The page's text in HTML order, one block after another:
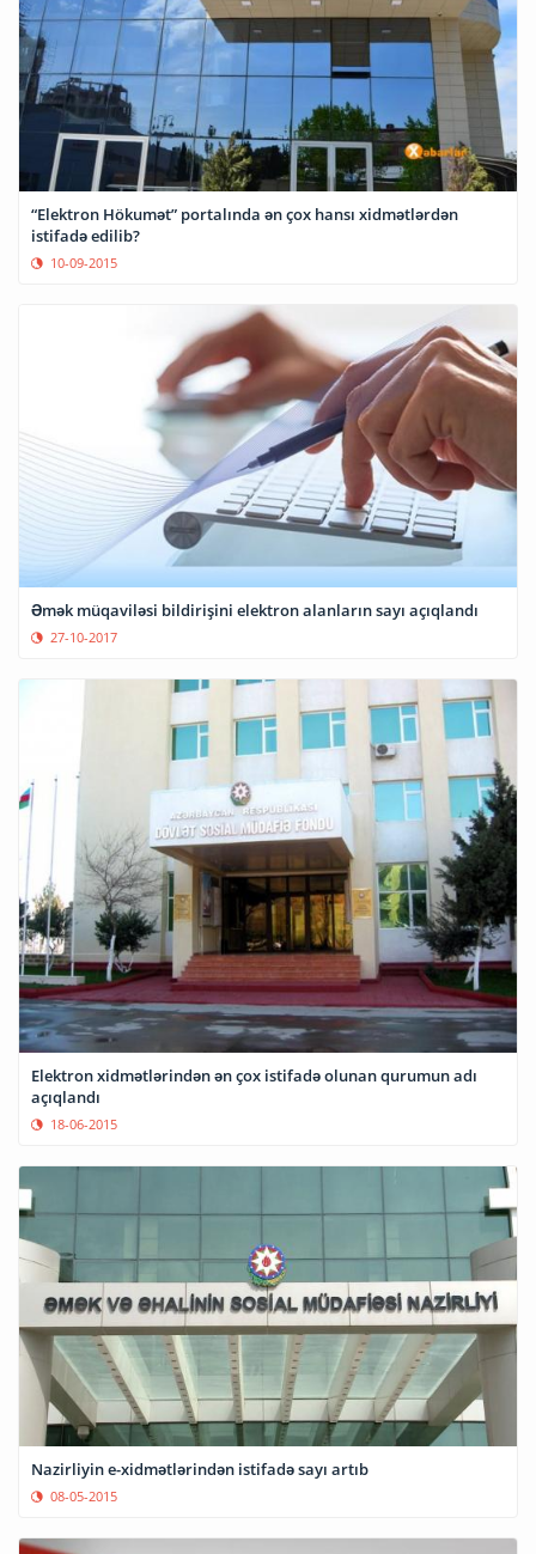
“Elektron Hökumət” portalında ən çox hansı xidmətlərdən
istifadə edilib?
10-09-2015
Əmək müqaviləsi bildirişini elektron alanların sayı açıqlandı
27-10-2017
Elektron xidmətlərindən ən çox istifadə olunan qurumun adı
açıqlandı
18-06-2015
Nazirliyin e-xidmətlərindən istifadə sayı artıb
08-05-2015